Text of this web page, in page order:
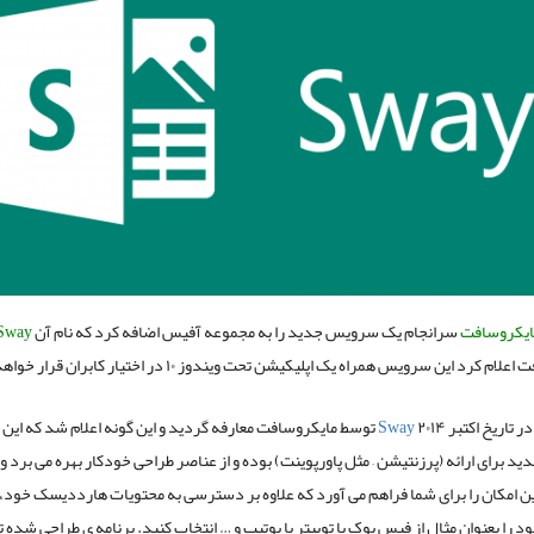
سرانجام یک سرویس جدید را به مجموعه آفیس اضافه کرد که نام آن
کرد این سرویس همراه یک اپلیکیشن تحت ویندوز ۱۰ در اختیار کابران قرار خواهد گرفت.
تاریخ اکتبر ۲۰۱۴
Swayتوسط مایکروسافت معارفه گردید و این گونه اعلام شد که
برای ارائه (پرزنتیشن – مثل پاورپوینت) بوده و از عناصر طراحی خودکار بهره می برد و
امکان را برای شما فراهم می آورد که علاوه بر دسترسی به محتویات هارددیسک
را بعنوان مثال از فیس بوک یا توییتر یا یوتیب و … انتخاب کنید. برنامه ی طراحی